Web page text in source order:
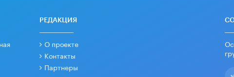
РЕДАКЦИЯ
О проекте
Контакты
Партнеры